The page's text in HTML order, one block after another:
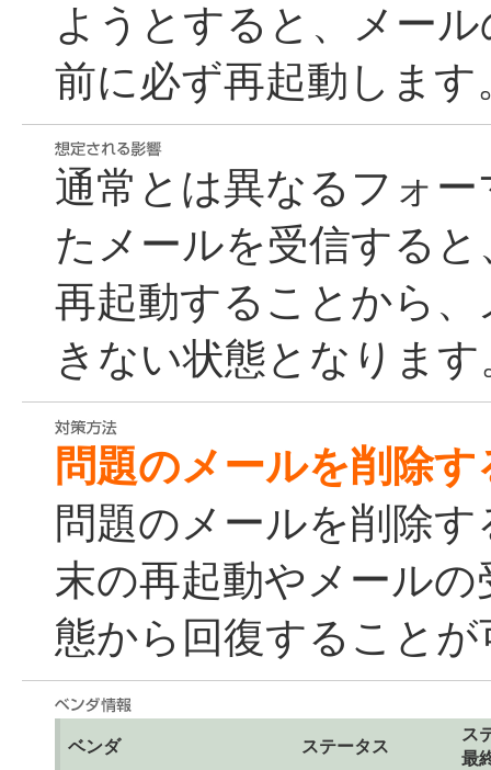
ようとすると、メー
前に必ず再起動します
通常とは異なるフォ
たメールを受信する
再起動することから
きない状態となります
問題のメールを削除す
問題のメールを削除
末の再起動やメール
態から回復すること
ベンダ ステータス
ス
最